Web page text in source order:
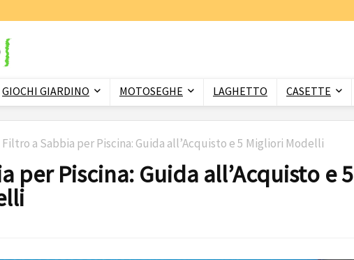
GIOCHI GIARDINO MOTOSEGHE LAGHETTO CASETTE
Filtro a Sabbia per Piscina: Guida all’Acquisto e 5 Migliori Modelli
per Piscina: Guida all’Acquisto e 5